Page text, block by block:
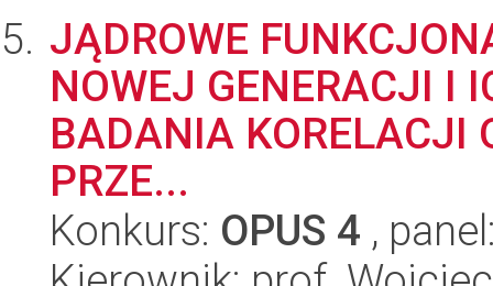
JĄDROWE
NOWEJ GENERACJI I
BADANIA KORELACJI
PRZE...
Konkurs: OPUS 4 ,